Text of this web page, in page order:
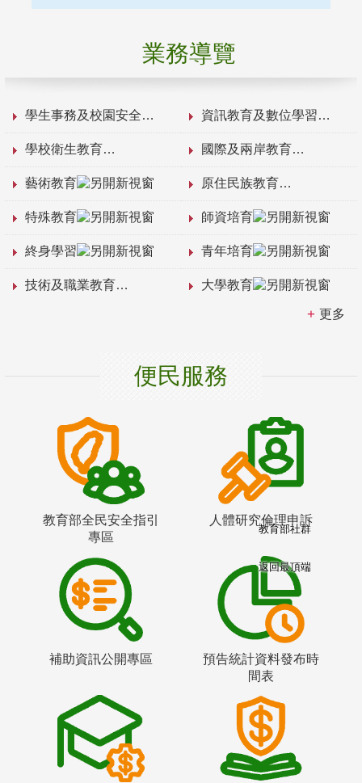
業務導覽
學生事務及校園安全 資訊教育及數位學習
學校衛生教育 國際及兩岸教育
藝術教育 原住民族教育
特殊教育 師資培育
終身學習 青年培育
技術及職業教育 大學教育
更多
便民服務
教育部全民安全指引
專區
人體研究倫理申訴
補助資訊公開專區
預告統計資料發布時
間表
教育部社群
返回最頂端